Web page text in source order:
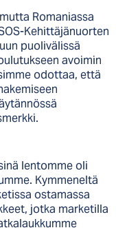
Romaniassa
Kehittäjänuorten
puolivälissä
avoimin
odottaa, että
lentomme oli
Kymmeneltä
ostamassa
jotka marketilla